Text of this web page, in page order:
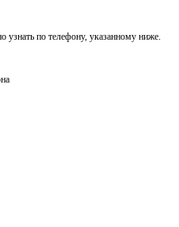
по телефону, указанному ниже.